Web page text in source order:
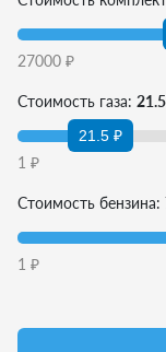
27000 ₽
Стоимость газа:
21.5 ₽
1 ₽
Стоимость бензина:
1 ₽